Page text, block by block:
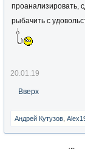
проанализировать,
рыбачить с
20.01.19
Вверх
Андрей Кутузов